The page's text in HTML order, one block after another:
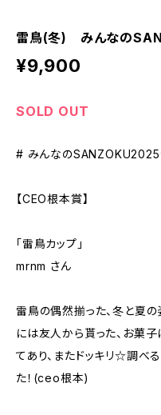
雷鳥(冬) みんなの
¥9,900
SOLD OUT
# みんなの
【CEO根本賞】
「雷鳥カップ」
mrnm さん
雷鳥の偶然揃った、冬と夏
には友人から貰った、お菓
てあり、またドッキリ☆調べ
た！(ceo根本)